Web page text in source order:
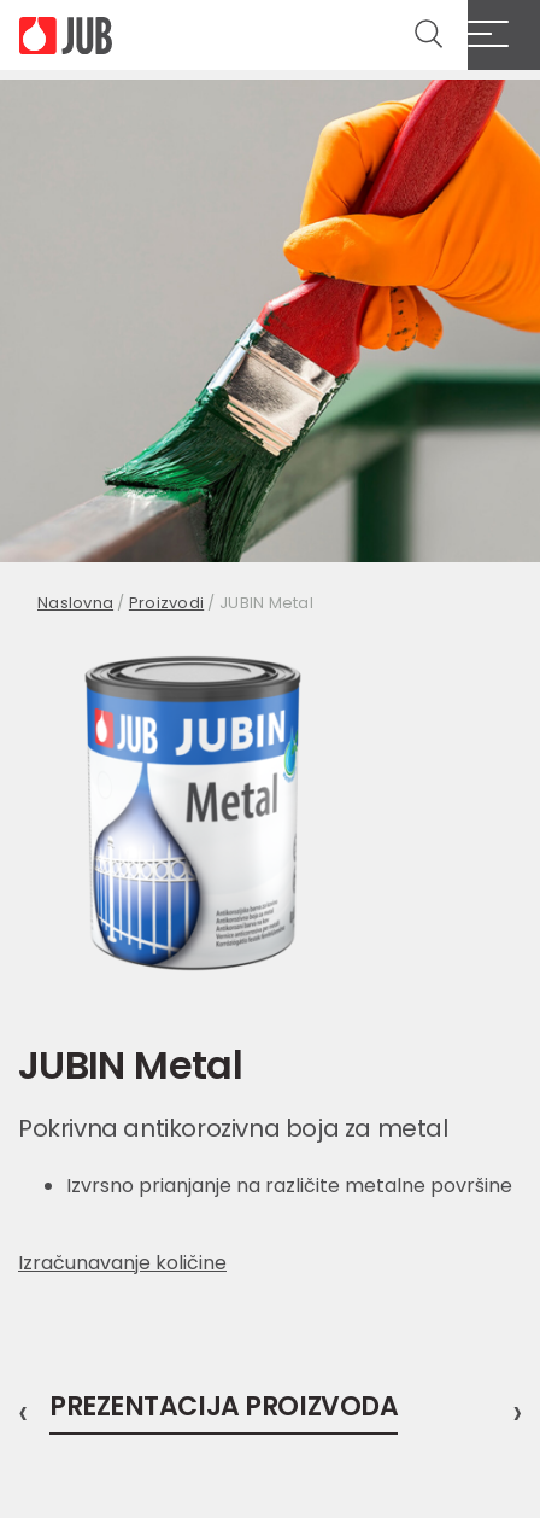
Naslovna / Proizvodi / JUBIN Metal
JUBIN Metal
Pokrivna antikorozivna boja za metal
Izvrsno prianjanje na različite metalne površine
Izračunavanje količine
PREZENTACIJA PROIZVODA
‹ ›